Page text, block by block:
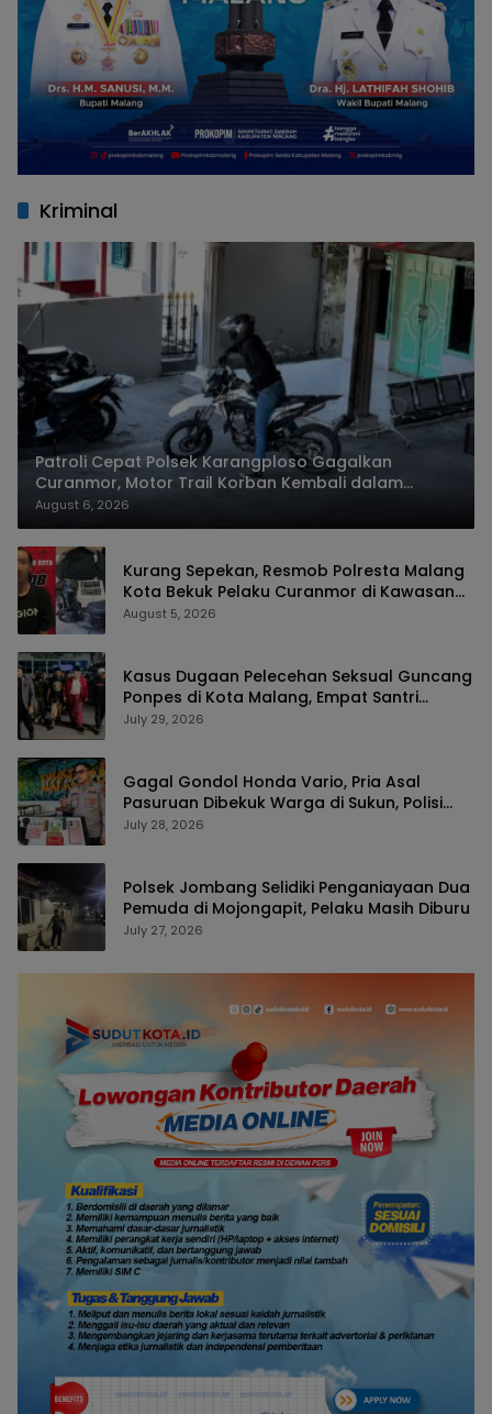
Kriminal
Patroli Cepat Polsek Karangploso Gagalkan
Curanmor, Motor Trail Korban Kembali dalam
Hitungan Jam
August 6, 2026
Kurang Sepekan, Resmob Polresta Malang
Kota Bekuk Pelaku Curanmor di Kawasan
Kos, Motor Pelajar Asal Sumenep Berhasil
August 5, 2026
Kasus Dugaan Pelecehan Seksual Guncang
Ponpes di Kota Malang, Empat Santri
Laporkan Oknum Guru Ngaji ke Polisi
July 29, 2026
Gagal Gondol Honda Vario, Pria Asal
Pasuruan Dibekuk Warga di Sukun, Polisi
Temukan Diduga Sabu dan Kunci T
July 28, 2026
Polsek Jombang Selidiki Penganiayaan Dua
Pemuda di Mojongapit, Pelaku Masih Diburu
July 27, 2026